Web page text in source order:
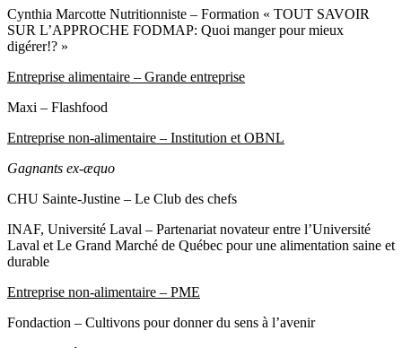
Cynthia Marcotte Nutritionniste – Formation « TOUT SAVOIR
SUR L’APPROCHE FODMAP: Quoi manger pour mieux
digérer!? »
Entreprise alimentaire – Grande entreprise
Maxi – Flashfood
Entreprise non-alimentaire – Institution et OBNL
Gagnants ex-æquo
CHU Sainte-Justine – Le Club des chefs
INAF, Université Laval – Partenariat novateur entre l’Université
Laval et Le Grand Marché de Québec pour une alimentation saine et
durable
Entreprise non-alimentaire – PME
Fondaction – Cultivons pour donner du sens à l’avenir